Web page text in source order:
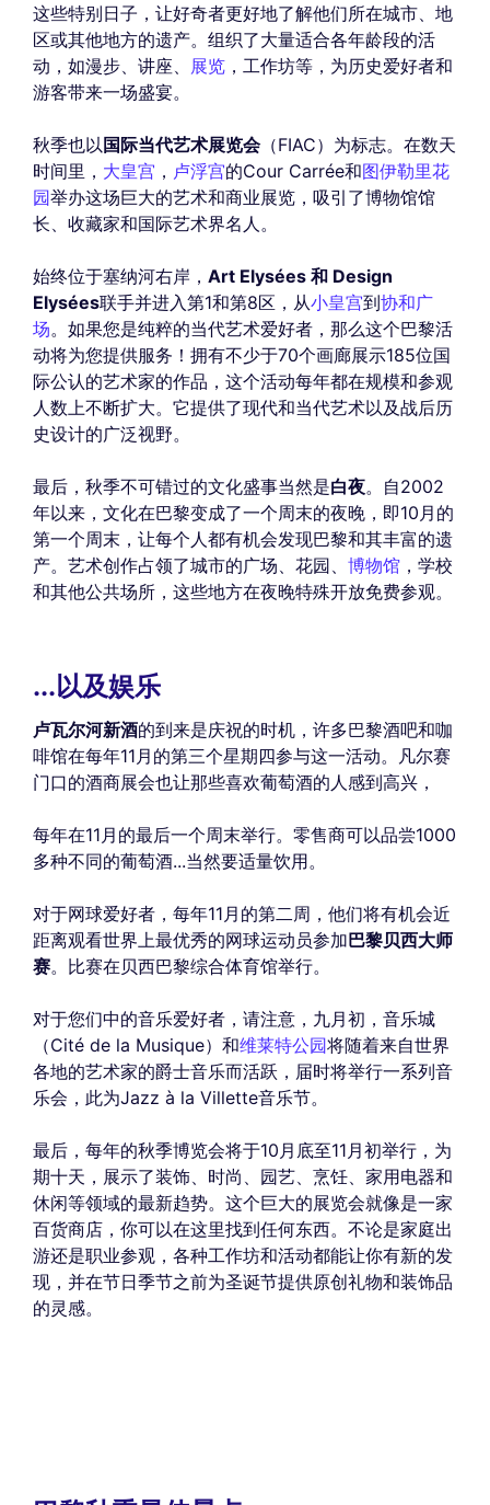
这些特别日子，让好奇者更好地了解他们所在城市、地
区或其他地方的遗产。组织了大量适合各年龄段的活
动，如漫步、讲座、 展览 ，工作坊等，为历史爱好者和
游客带来一场盛宴。
秋季也以 国际当代艺术展览会（FIAC）为标志。在数天
时间里， 大皇宫 ， 卢浮宫的Cour Carrée和图伊勒里花
园举办这场巨大的艺术和商业展览，吸引了博物馆馆
长、收藏家和国际艺术界名人。
始终位于塞纳河右岸， Art Elysées 和 Design
Elysées联手并进入第1和第8区，从小皇宫到协和广
场。如果您是纯粹的当代艺术爱好者，那么这个巴黎活
动将为您提供服务！拥有不少于70个画廊展示185位国
际公认的艺术家的作品，这个活动每年都在规模和参观
人数上不断扩大。它提供了现代和当代艺术以及战后历
史设计的广泛视野。
最后，秋季不可错过的文化盛事当然是白夜。自2002
年以来，文化在巴黎变成了一个周末的夜晚，即10月的
第一个周末，让每个人都有机会发现巴黎和其丰富的遗
产。艺术创作占领了城市的广场、花园、 博物馆 ，学校
和其他公共场所，这些地方在夜晚特殊开放免费参观。
...以及娱乐
卢瓦尔河新酒的到来是庆祝的时机，许多巴黎酒吧和咖
啡馆在每年11月的第三个星期四参与这一活动。凡尔赛
门口的酒商展会也让那些喜欢葡萄酒的人感到高兴，
每年在11月的最后一个周末举行。零售商可以品尝1000
多种不同的葡萄酒...当然要适量饮用。
对于网球爱好者，每年11月的第二周，他们将有机会近
距离观看世界上最优秀的网球运动员参加巴黎贝西大师
赛。比赛在贝西巴黎综合体育馆举行。
对于您们中的音乐爱好者，请注意，九月初，音乐城
（Cité de la Musique）和维莱特公园将随着来自世界
各地的艺术家的爵士音乐而活跃，届时将举行一系列音
乐会，此为Jazz à la Villette音乐节。
最后，每年的秋季博览会将于10月底至11月初举行，为
期十天，展示了装饰、时尚、园艺、烹饪、家用电器和
休闲等领域的最新趋势。这个巨大的展览会就像是一家
百货商店，你可以在这里找到任何东西。不论是家庭出
游还是职业参观，各种工作坊和活动都能让你有新的发
现，并在节日季节之前为圣诞节提供原创礼物和装饰品
的灵感。